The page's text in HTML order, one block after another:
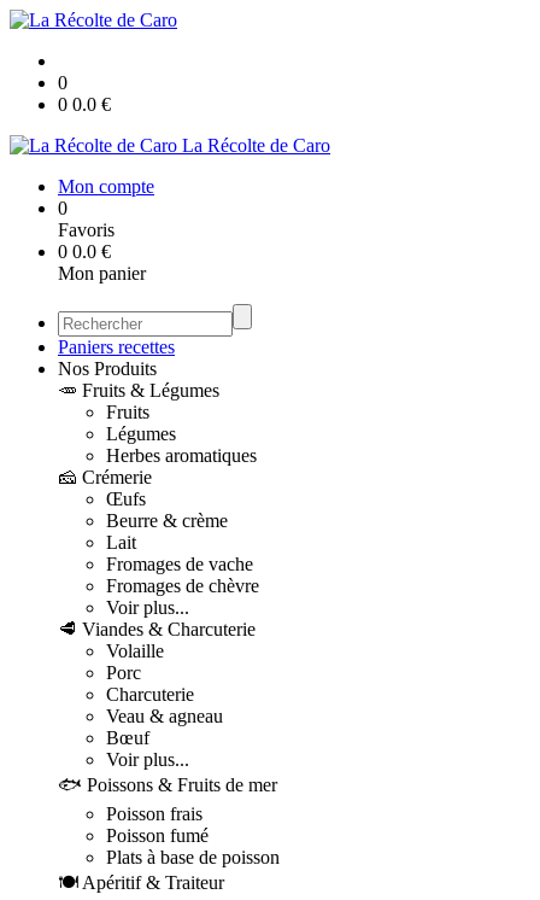
0
0 0.0 €
La Récolte de Caro
Mon compte
0
Favoris
0 0.0 €
Mon panier
Paniers recettes
Nos Produits
🥕 Fruits & Légumes
Fruits
Légumes
Herbes aromatiques
🧀 Crémerie
Œufs
Beurre & crème
Lait
Fromages de vache
Fromages de chèvre
Voir plus...
🥩 Viandes & Charcuterie
Volaille
Porc
Charcuterie
Veau & agneau
Bœuf
Voir plus...
🐟 Poissons & Fruits de mer
Poisson frais
Poisson fumé
Plats à base de poisson
🍽️ Apéritif & Traiteur